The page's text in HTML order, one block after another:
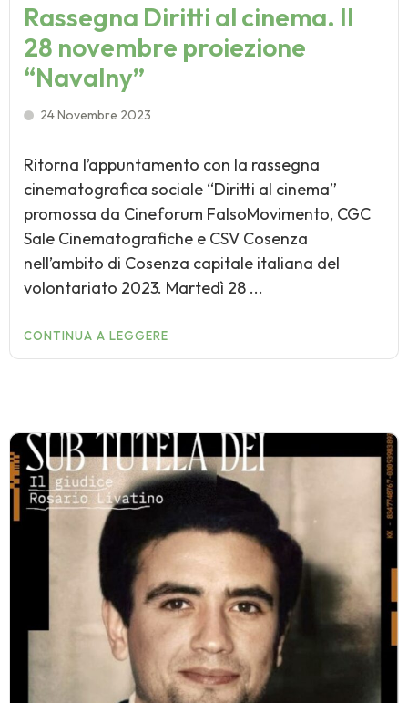
Rassegna Diritti al cinema. Il
28 novembre proiezione
“Navalny”
24 Novembre 2023
Ritorna l’appuntamento con la rassegna
cinematografica sociale “Diritti al cinema”
promossa da Cineforum FalsoMovimento, CGC
Sale Cinematografiche e CSV Cosenza
nell’ambito di Cosenza capitale italiana del
volontariato 2023. Martedì 28 ...
CONTINUA A LEGGERE